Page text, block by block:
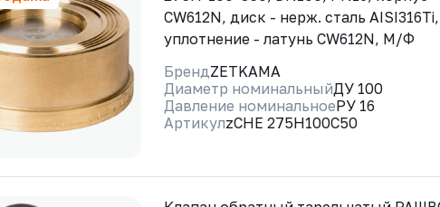
CW612N, диск - нерж. сталь AISI316Ti,
уплотнение - латунь CW612N, М/Ф
БрендZETKAMA
Диаметр номинальныйДУ 100
Давление номинальноеРУ 16
АртикулzCHE 275H100C50